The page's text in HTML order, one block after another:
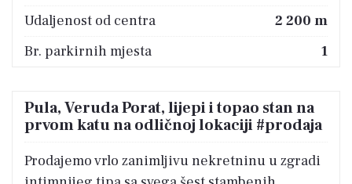
Udaljenost od centra
2 200 m
Br. parkirnih mjesta
1
Pula, Veruda Porat, lijepi i topao stan na
prvom katu na odličnoj lokaciji #prodaja
Prodajemo vrlo zanimljivu nekretninu u zgradi